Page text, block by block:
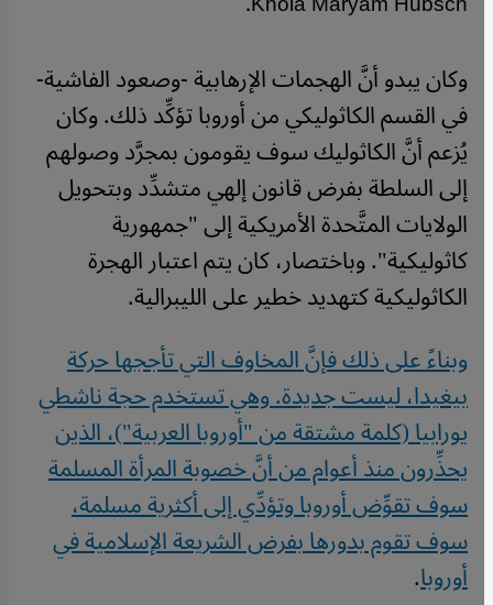
وكان يبدو أنَّ الهجمات الإرهابية -وصعود الفاشية-
في القسم الكاثوليكي من أوروبا تؤكِّد ذلك. وكان
يُزعم أنَّ الكاثوليك سوف يقومون بمجرَّد وصولهم
إلى السلطة بفرض قانون إلهي متشدِّد وبتحويل
الولايات المتَّحدة الأمريكية إلى "جمهورية
كاثوليكية". وباختصار، كان يتم اعتبار الهجرة
الكاثوليكية كتهديد خطير على الليبرالية.
وبناءً على ذلك فإنَّ المخاوف التي تأججها حركة
بيغيدا، ليست جديدة. وهي تستخدم حجة ناشطي
يورابيا (كلمة مشتقة من "أوروبا العربية")، الذين
يحذِّرون منذ أعوام من أنَّ خصوبة المرأة المسلمة
سوف تقوِّض أوروبا وتؤدِّي إلى أكثرية مسلمة،
سوف تقوم بدورها بفرض الشريعة الإسلامية في
أوروبا.